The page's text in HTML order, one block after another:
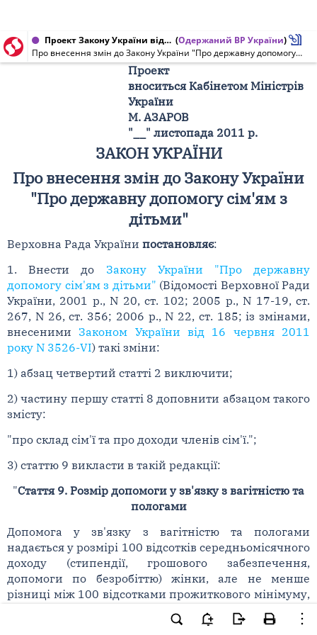
Проект Закону України від 29.11.2011 № 9516 (Одержаний ВР України)
Про внесення змін до Закону України "Про державну допомогу сім'ям з дітьми"